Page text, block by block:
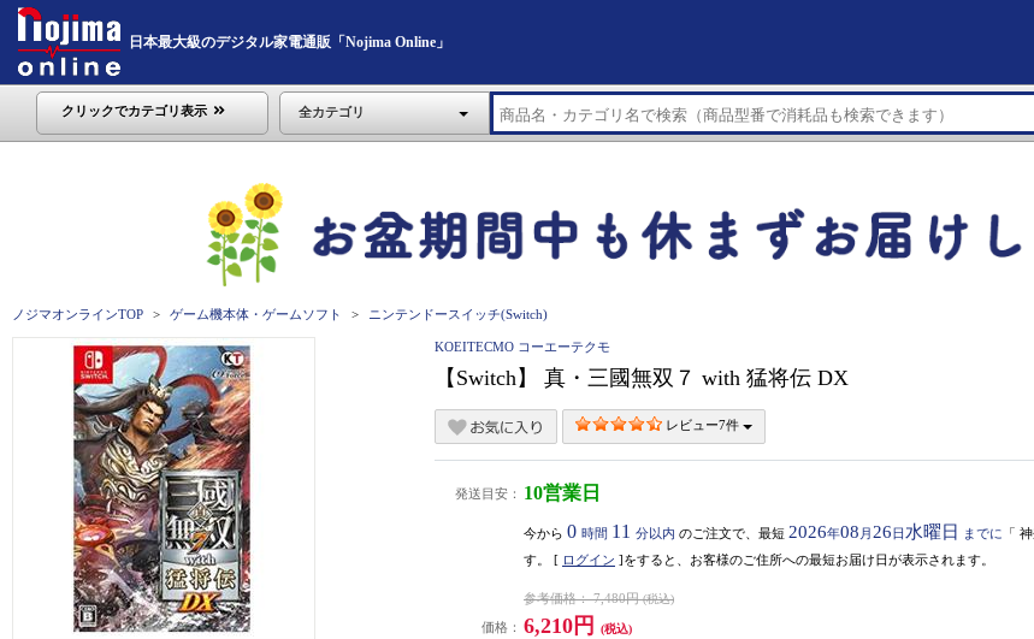
日本最大級のデジタル家電通販「Nojima Online」
クリックでカテゴリ表示 全カテゴリ
ノジマオンラインTOP ゲーム機本体・ゲームソフト ニンテンドースイッチ(Switch)
KOEITECMO コーエーテクモ
【Switch】 真・三國無双７ with 猛将伝 DX
レビュー7件
発送目安： 10営業日
今から 0 時間 11 分以内 のご注文で、最短 2026年08 月 26日 水曜日 までに 「
す。 [ ログイン ]をすると、お客様のご住所への最短お届け日が表示されます。
価格：
参考価格： 7,480円(税込)
6,210円 (税込)